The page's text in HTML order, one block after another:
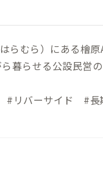
らむら）にある檜
暮らせる公設民営の
リバーサイド #長